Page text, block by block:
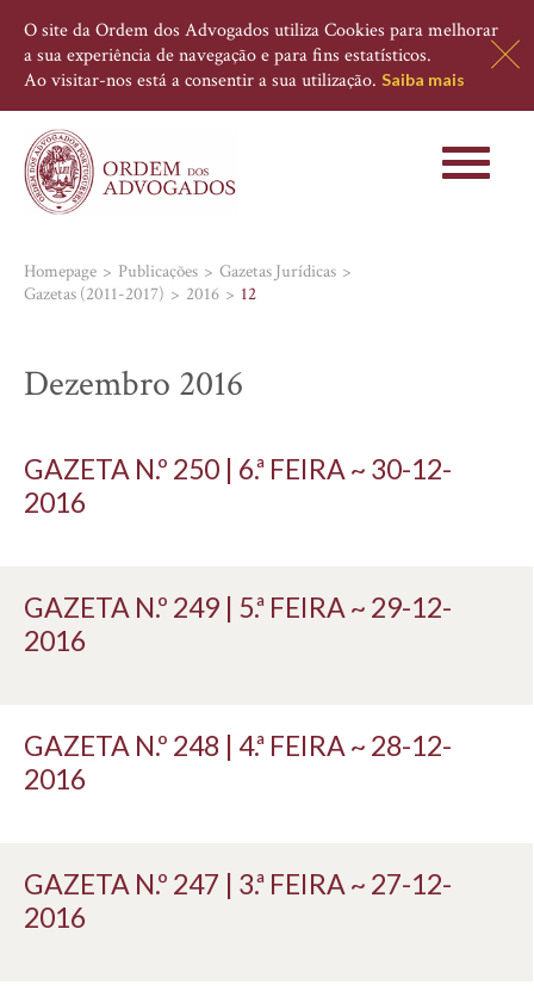
O site da Ordem dos Advogados utiliza Cookies para melhorar
a sua experiência de navegação e para fins estatísticos.
Ao visitar-nos está a consentir a sua utilização. Saiba mais
Toggle
Homepage Publicações
Gazetas Jurídicas
Gazetas (2011-2017)
2016 12
Dezembro 2016
GAZETA N.º 250 | 6.ª FEIRA ~ 30-12-
2016
GAZETA N.º 249 | 5.ª FEIRA ~ 29-12-
2016
GAZETA N.º 248 | 4.ª FEIRA ~ 28-12-
2016
GAZETA N.º 247 | 3.ª FEIRA ~ 27-12-
2016